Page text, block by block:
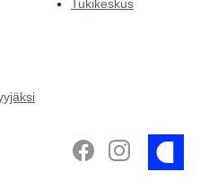
Tukikeskus